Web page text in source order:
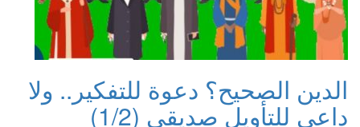
الدين الصحيح؟ دعوة للتفكير.. ولا
داعي للتأويل صديقي (1/2)